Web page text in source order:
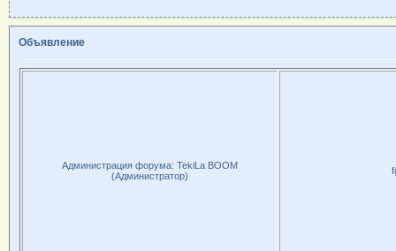
Объявление
Администрация форума: TekiLa BOOM
(Администратор)